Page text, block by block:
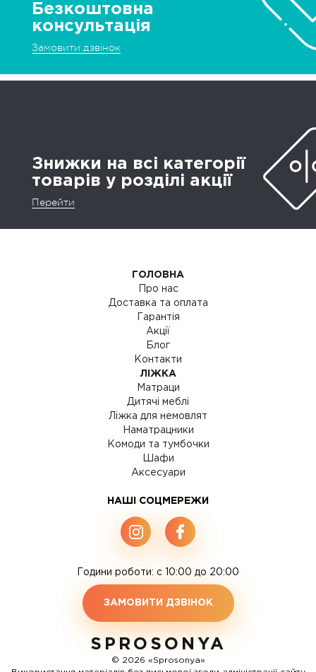
Безкоштовна
консультація
Замовити дзвінок
Знижки на всі категорії
товарів у розділі акції
Перейти
ГОЛОВНА
Про нас
Доставка та оплата
Гарантія
Акції
Блог
Контакти
ЛІЖКА
Матраци
Дитячі меблі
Ліжка для немовлят
Наматрацники
Комоди та тумбочки
Шафи
Аксесуари
НАШІ СОЦМЕРЕЖИ
Години роботи: c 10:00 до 20:00
ЗАМОВИТИ ДЗВІНОК
SPROSONYA
© 2026 «Sprosonya»